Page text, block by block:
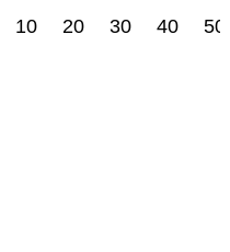
10 20 30 40 50